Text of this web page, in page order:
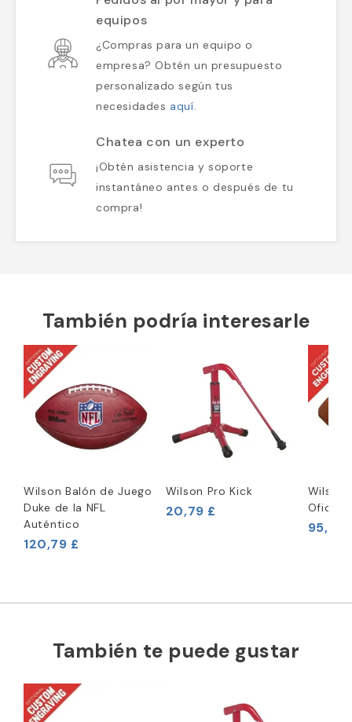
equipos
¿Compras para un equipo o
empresa? Obtén un presupuesto
personalizado según tus
necesidades aquí.
Chatea con un experto
¡Obtén asistencia y soporte
instantáneo antes o después de tu
compra!
También podría interesarle
Wilson Balón de Juego
Duke de la NFL
Auténtico
120,79 £
Wilson Pro Kick
20,79 £
Wilson
Oficial
95,79
También te puede gustar